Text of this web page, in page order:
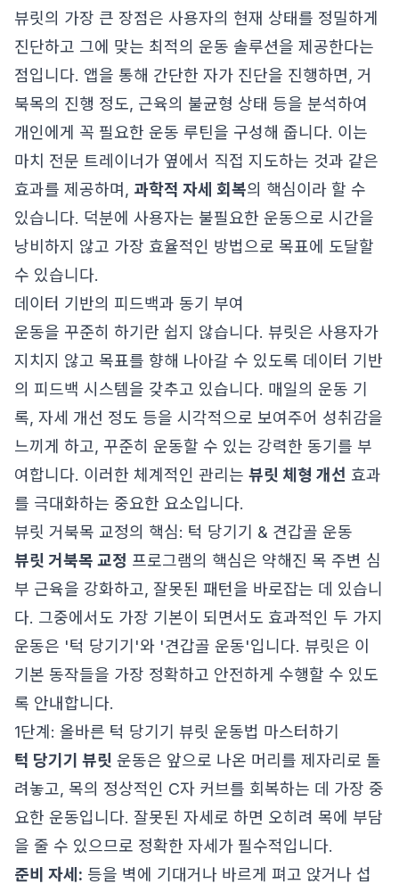
뷰릿의 가장 큰 장점은 사용자의 현재 상태를 정밀하게
진단하고 그에 맞는 최적의 운동 솔루션을 제공한다는
점입니다. 앱을 통해 간단한 자가 진단을 진행하면, 거
북목의 진행 정도, 근육의 불균형 상태 등을 분석하여
개인에게 꼭 필요한 운동 루틴을 구성해 줍니다. 이는
마치 전문 트레이너가 옆에서 직접 지도하는 것과 같은
효과를 제공하며, 과학적 자세 회복의 핵심이라 할 수
있습니다. 덕분에 사용자는 불필요한 운동으로 시간을
낭비하지 않고 가장 효율적인 방법으로 목표에 도달할
수 있습니다.
데이터 기반의 피드백과 동기 부여
운동을 꾸준히 하기란 쉽지 않습니다. 뷰릿은 사용자가
지치지 않고 목표를 향해 나아갈 수 있도록 데이터 기반
의 피드백 시스템을 갖추고 있습니다. 매일의 운동 기
록, 자세 개선 정도 등을 시각적으로 보여주어 성취감을
느끼게 하고, 꾸준히 운동할 수 있는 강력한 동기를 부
여합니다. 이러한 체계적인 관리는 뷰릿 체형 개선 효과
를 극대화하는 중요한 요소입니다.
뷰릿 거북목 교정의 핵심: 턱 당기기 & 견갑골 운동
뷰릿 거북목 교정 프로그램의 핵심은 약해진 목 주변 심
부 근육을 강화하고, 잘못된 패턴을 바로잡는 데 있습니
다. 그중에서도 가장 기본이 되면서도 효과적인 두 가지
운동은 '턱 당기기'와 '견갑골 운동'입니다. 뷰릿은 이
기본 동작들을 가장 정확하고 안전하게 수행할 수 있도
록 안내합니다.
1단계: 올바른 턱 당기기 뷰릿 운동법 마스터하기
턱 당기기 뷰릿 운동은 앞으로 나온 머리를 제자리로 돌
려놓고, 목의 정상적인 C자 커브를 회복하는 데 가장 중
요한 운동입니다. 잘못된 자세로 하면 오히려 목에 부담
을 줄 수 있으므로 정확한 자세가 필수적입니다.
준비 자세: 등을 벽에 기대거나 바르게 펴고 앉거나 섭